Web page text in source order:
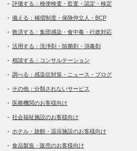
評価する：検便検査・監査・認定・検定
備える：補償制度・保険仲立人・BCP
救済する：集団感染・食中毒・行政対応
活用する：洗浄剤・除菌剤・消毒剤
相談する：コンサルテーション
調べる：感染症対策・ニュース・ブログ
その他：分類されないサービス
医療機関のお客様向け
社会福祉施設のお客様向け
ホテル・旅館・温浴施設のお客様向け
食品製造・販売のお客様向け